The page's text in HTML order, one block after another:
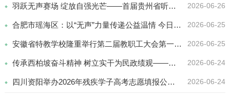
2026-06-26
羽跃无声赛场 绽放自强光芒——首届贵州省听力残疾人羽毛球交流赛在毕节圆满落幕
2026-06-25
合肥市瑶海区：以“无声”力量传递公益温情 今日安徽公益电影《看见你的声音》亮相上海
2026-06-25
安徽省特教学校隆重举行第二届教职工大会第一次会议 暨第三届工会会员大会第二次会议
2026-06-24
传承西柏坡奋斗精神 树立实干为民政绩观——河北省残疾人辅具中心党支部开展迎“七一”主题党日活动
2026-06-24
四川资阳举办2026年残疾学子高考志愿填报公益讲座